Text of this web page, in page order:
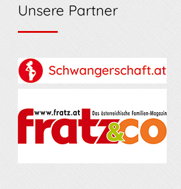
Unsere Partner